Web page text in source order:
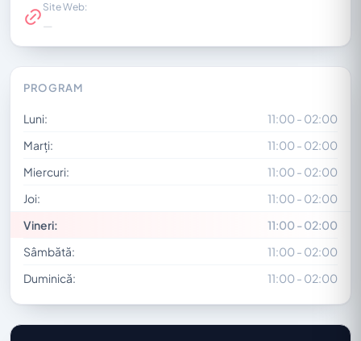
Site Web:
—
PROGRAM
Luni:
11:00 - 02:00
Marți:
11:00 - 02:00
Miercuri:
11:00 - 02:00
Joi:
11:00 - 02:00
Vineri:
11:00 - 02:00
Sâmbătă:
11:00 - 02:00
Duminică:
11:00 - 02:00